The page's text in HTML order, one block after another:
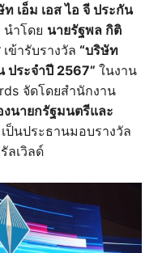
เอ็ม เอส ไอ จี ประกัน
นำโดย นายรัฐพล กิติ
เข้ารับรางวัล “บริษัท
ระจำปี 2567” ในงาน
จัดโดยสำนักงาน
นายกรัฐมนตรีและ
เป็นประธานมอบรางวัล
ลเวิลด์